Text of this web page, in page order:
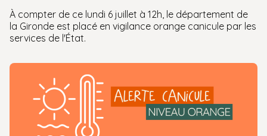
À compter de ce lundi 6 juillet à 12h, le département de
la Gironde est placé en vigilance orange canicule par les
services de l'État.